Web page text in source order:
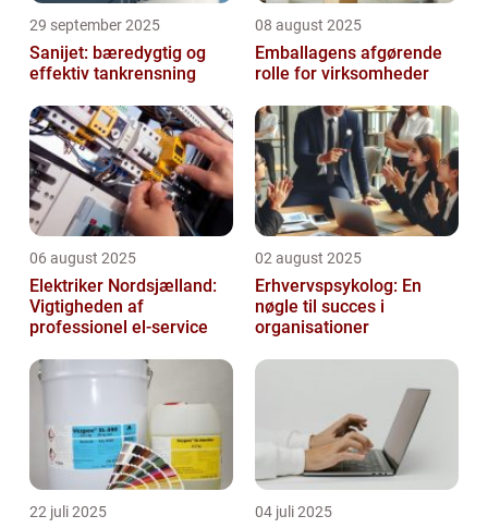
29 september 2025
Sanijet: bæredygtig og
effektiv tankrensning
08 august 2025
Emballagens afgørende
rolle for virksomheder
06 august 2025
Elektriker Nordsjælland:
Vigtigheden af
professionel el-service
02 august 2025
Erhvervspsykolog: En
nøgle til succes i
organisationer
22 juli 2025 04 juli 2025